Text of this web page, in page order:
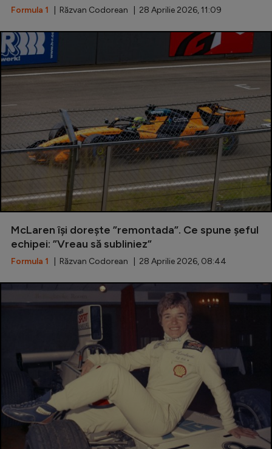
Formula 1 | Răzvan Codorean | 28 Aprilie 2026, 11:09
McLaren își dorește ”remontada”. Ce spune șeful
echipei: ”Vreau să subliniez”
Formula 1 | Răzvan Codorean | 28 Aprilie 2026, 08:44